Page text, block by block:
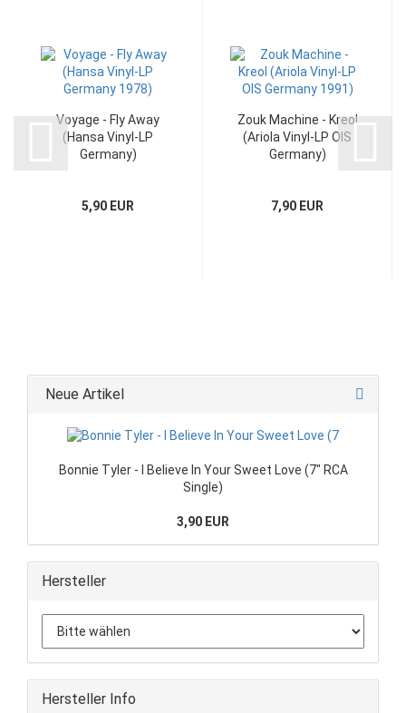
Voyage - Fly Away
(Hansa Vinyl-LP
Germany)
5,90 EUR
Zouk Machine - Kreol
(Ariola Vinyl-LP OIS
Germany)
7,90 EUR
Neue Artikel
Bonnie Tyler - I Believe In Your Sweet Love (7" RCA
Single)
3,90 EUR
Hersteller
Hersteller Info